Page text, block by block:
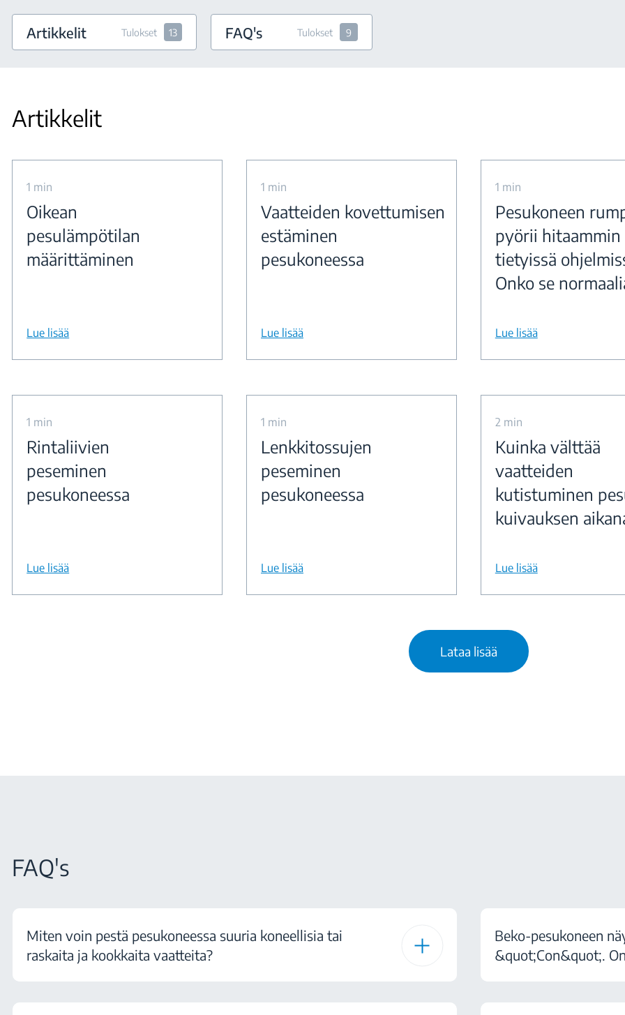
Artikkelit Tulokset 13 FAQ's Tulokset 9
Artikkelit
1 min
Oikean
pesulämpötilan
määrittäminen
Lue lisää
1 min
Vaatteiden kovettumisen
estäminen
pesukoneessa
Lue lisää
1 min
Pesukoneen
pyörii hitaammin
tietyissä
Onko se
Lue lisää
1 min
Rintaliivien
peseminen
pesukoneessa
Lue lisää
1 min
Lenkkitossujen
peseminen
pesukoneessa
Lue lisää
2 min
Kuinka välttää
vaatteiden
kutistuminen
kuivauksen
Lue lisää
Lataa lisää
FAQ's
Miten voin pestä pesukoneessa suuria koneellisia tai
raskaita ja kookkaita vaatteita?
Beko-pesukoneen
&quot;Con&quot;.